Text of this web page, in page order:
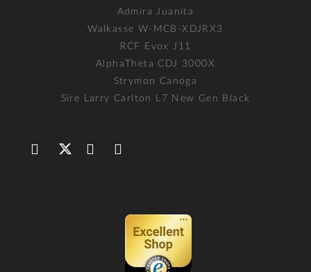
Admira Juanita
Walkasse W-MCB-XDJRX3
RCF Evox J11
AlphaTheta CDJ 3000X
Strymon Canoga
Sire Larry Carlton L7 New Gen Black